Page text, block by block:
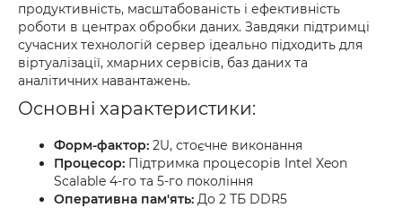
продуктивність, масштабованість і ефективність
роботи в центрах обробки даних. Завдяки підтримці
сучасних технологій сервер ідеально підходить для
віртуалізації, хмарних сервісів, баз даних та
аналітичних навантажень.
Основні характеристики:
Форм-фактор: 2U, стоєчне виконання
Процесор: Підтримка процесорів Intel Xeon
Scalable 4-го та 5-го покоління
Оперативна пам'ять: До 2 ТБ DDR5